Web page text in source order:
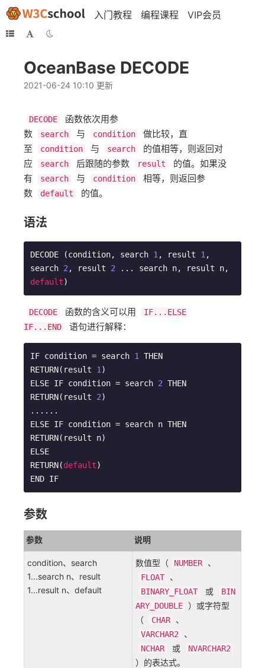
入门教程 编程课程 VIP会员
OceanBase DECODE
2021-06-24 10:10 更新
DECODE
函数依次用参
数
search 与 condition
做比较，直
至
condition 与 search
的值相等，则返回对
应
search 后跟随的参数 result
的值。如果没
有
search 与 condition
相等，则返回参
数
default 的值。
语法
DECODE (condition, search 1 , result 1 ,
search 2 , result 2
default)
DECODE 函数的含义可以用
IF...ELSE
IF...END
语句进行解释：
IF condition = search 1
THEN
RETURN(result 1 )
ELSE IF condition = search 2 THEN
RETURN(result 2)
......
ELSE IF condition = search n THEN
RETURN(result n)
ELSE
RETURN(default)
END IF
参数
参数 说明
condition、search
1...search n、result
1...result n、default
数值型（ NUMBER 、
FLOAT 、
BINARY_FLOAT 或
BIN
ARY_DOUBLE
）或字符型
（
CHAR 、
VARCHAR2 、
NCHAR 或 NVARCHAR2
）的表达式。